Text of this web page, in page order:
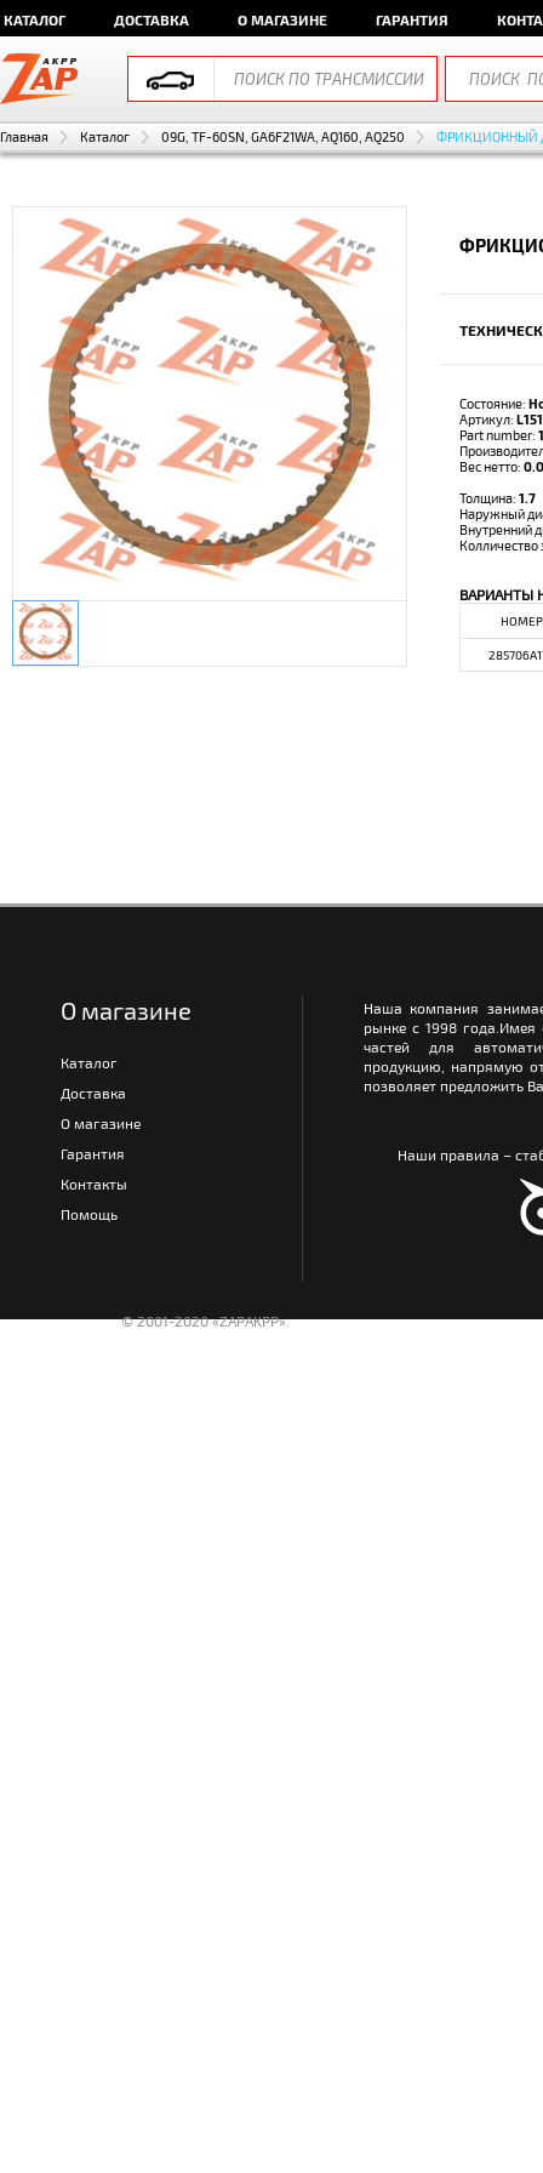
КАТАЛОГ ДОСТАВКА О МАГАЗИНЕ ГАРАНТИЯ
Главная Каталог 09G, TF-60SN, GA6F21WA, AQ160, AQ250 ФРИКЦИОННЫЙ
Состояние:
Артикул:
Part number:
Вес нетто:
Толщина: 1.7
Наружный
Внутренний
Колличество
ВАРИАНТЫ
НОМЕР
О магазине
Каталог
Доставка
О магазине
Гарантия
Контакты
Помощь
Наша компания
рынке с 1998
частей для
продукцию, напрямую
позволяет предложить
Наши правила –
© 2001-2020 «ZAPAKPP».